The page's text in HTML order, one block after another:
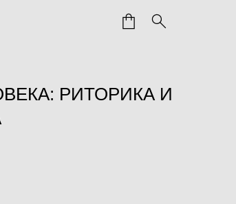
РИТОРИКА И